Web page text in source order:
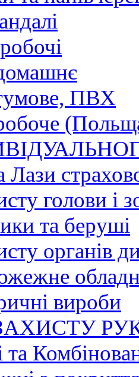
ПВХ
Лази
голови і
та беруші
органів
вироби